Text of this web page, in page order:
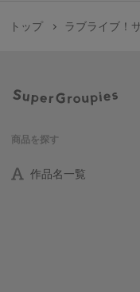
トップ ラブライブ！
商品を探す
作品名一覧